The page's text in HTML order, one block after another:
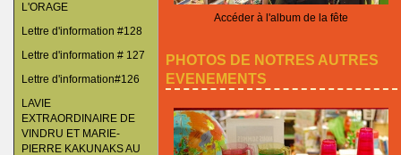
L'ORAGE
Lettre d'information #128
Lettre d'information # 127
Lettre d'information#126
LAVIE
EXTRAORDINAIRE DE
VINDRU ET MARIE-
PIERRE KAKUNAKS AU
Accéder à l'album de la fête
PHOTOS DE NOTRES AUTRES
EVENEMENTS